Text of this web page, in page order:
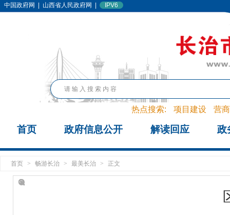
中国政府网 山西省人民政府网 IPV6
热点搜索: 项目建设 营
首页 政府信息公开 解读回应 政
首页 > 畅游长治 > 最美长治 > 正文